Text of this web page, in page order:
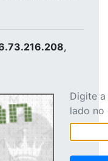
,
Digite
lado no